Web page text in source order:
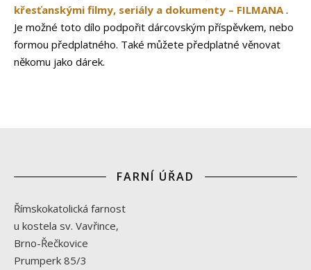
křesťanskými filmy, seriály a dokumenty – FILMANA .
Je možné toto dílo podpořit dárcovským příspěvkem, nebo
formou předplatného. Také můžete předplatné věnovat
někomu jako dárek.
FARNÍ ÚŘAD
Římskokatolická farnost
u kostela sv. Vavřince,
Brno-Řečkovice
Prumperk 85/3